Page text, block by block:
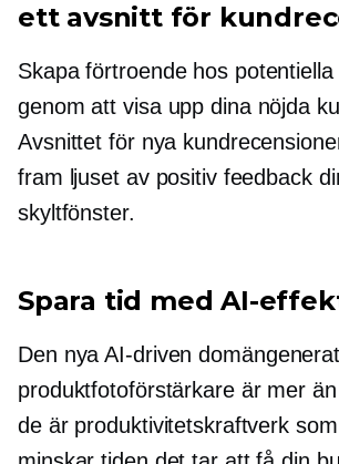
ett avsnitt för
Skapa förtroende hos
genom att visa upp dina nöjda
Avsnittet för nya
fram ljuset av positiv feedback
skyltfönster.
Spara tid med AI-
Den nyaAI-driven
produktfotoförstärkare är mer
de är produktivitetskraftverk